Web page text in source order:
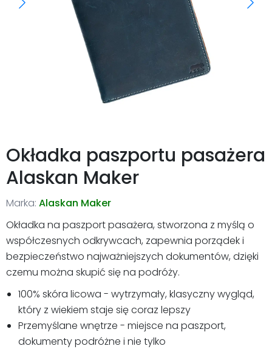
Okładka paszportu pasażera
Alaskan Maker
Marka: Alaskan Maker
Okładka na paszport pasażera, stworzona z myślą o
współczesnych odkrywcach, zapewnia porządek i
bezpieczeństwo najważniejszych dokumentów, dzięki
czemu można skupić się na podróży.
100% skóra licowa - wytrzymały, klasyczny wygląd,
który z wiekiem staje się coraz lepszy
Przemyślane wnętrze - miejsce na paszport,
dokumenty podróżne i nie tylko